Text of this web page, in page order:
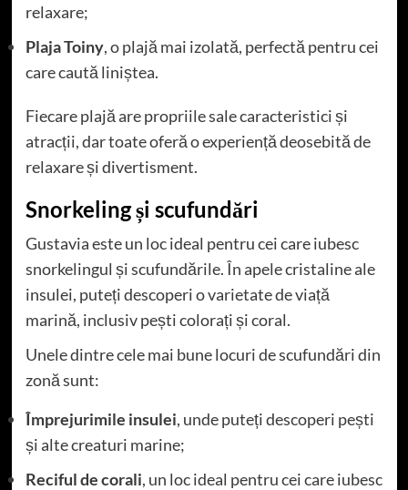
relaxare;
Plaja Toiny, o plajă mai izolată, perfectă pentru cei
care caută liniștea.
Fiecare plajă are propriile sale caracteristici și
atracții, dar toate oferă o experiență deosebită de
relaxare și divertisment.
Snorkeling și scufundări
Gustavia este un loc ideal pentru cei care iubesc
snorkelingul și scufundările. În apele cristaline ale
insulei, puteți descoperi o varietate de viață
marină, inclusiv pești colorați și coral.
Unele dintre cele mai bune locuri de scufundări din
zonă sunt:
Împrejurimile insulei, unde puteți descoperi pești
și alte creaturi marine;
Reciful de corali, un loc ideal pentru cei care iubesc